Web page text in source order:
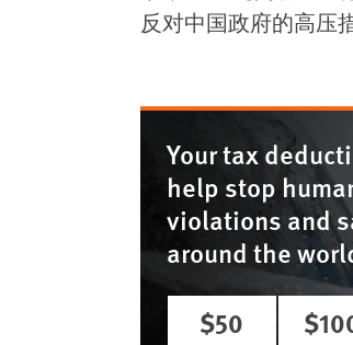
反对中国政府的高压
Your tax
help stop
violations and
around the
$50